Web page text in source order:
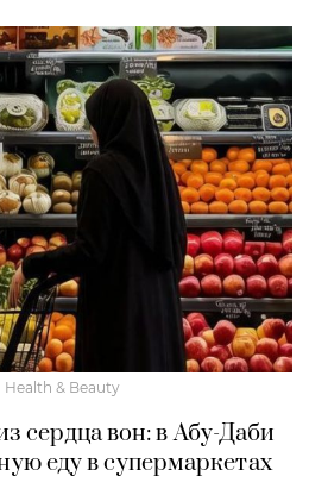
Health & Beauty
сердца вон: в Абу-Даби
еду в супермаркетах